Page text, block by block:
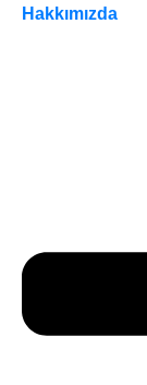
Hakkımızda